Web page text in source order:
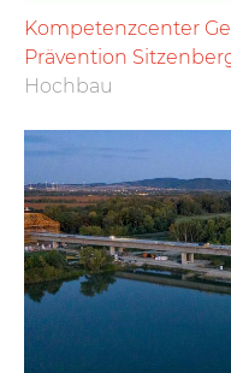
Kompetenzcenter
Prävention
Hochbau